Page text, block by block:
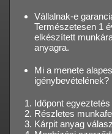
Vállalnak-e
Természetesen 1
elkészített
anyagra.
Mi a menete
igénybevételének?
Időpont egyeztetés
Részletes
Kárpit anyag